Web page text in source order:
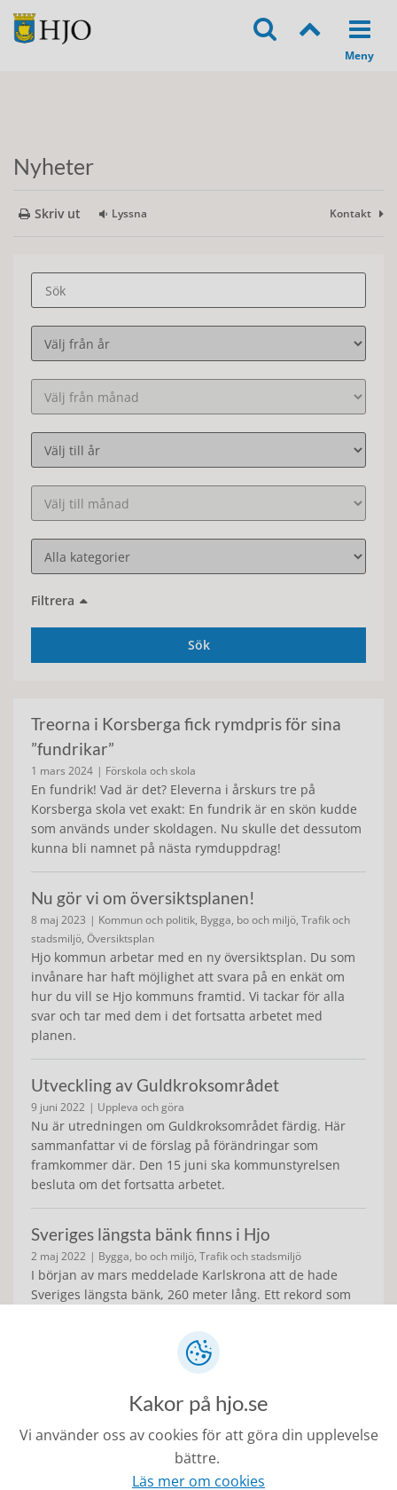
Nyheter
Skriv ut Lyssna Kontakt
Filtrera
Sök
Treorna i Korsberga fick rymdpris för sina
”fundrikar”
1 mars 2024 | Förskola och skola
En fundrik! Vad är det? Eleverna i årskurs tre på
Korsberga skola vet exakt: En fundrik är en skön kudde
som används under skoldagen. Nu skulle det dessutom
kunna bli namnet på nästa rymduppdrag!
Nu gör vi om översiktsplanen!
8 maj 2023 | Kommun och politik, Bygga, bo och miljö, Trafik och
stadsmiljö, Översiktsplan
Hjo kommun arbetar med en ny översiktsplan. Du som
invånare har haft möjlighet att svara på en enkät om
hur du vill se Hjo kommuns framtid. Vi tackar för alla
svar och tar med dem i det fortsatta arbetet med
planen.
Utveckling av Guldkroksområdet
9 juni 2022 | Uppleva och göra
Nu är utredningen om Guldkroksområdet färdig. Här
sammanfattar vi de förslag på förändringar som
framkommer där. Den 15 juni ska kommunstyrelsen
besluta om det fortsatta arbetet.
Sveriges längsta bänk finns i Hjo
2 maj 2022 | Bygga, bo och miljö, Trafik och stadsmiljö
I början av mars meddelade Karlskrona att de hade
Sveriges längsta bänk, 260 meter lång. Ett rekord som
Men nu har det framkommit att bänken som håller på
att byggas på Strandpromenaden här i Hjo kommer
mäta 265 meter och alltså slå Karlskrona med fem
meter. Snart har vi Sveriges längsta bänk.
Estrid Ericsonskolan uppmärksammas av
prestigefullt modemagasin
Kakor på hjo.se
Vi använder oss av cookies för att göra din upplevelse
bättre.
Läs mer om cookies